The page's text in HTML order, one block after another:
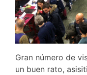
Gran número de
un buen rato,